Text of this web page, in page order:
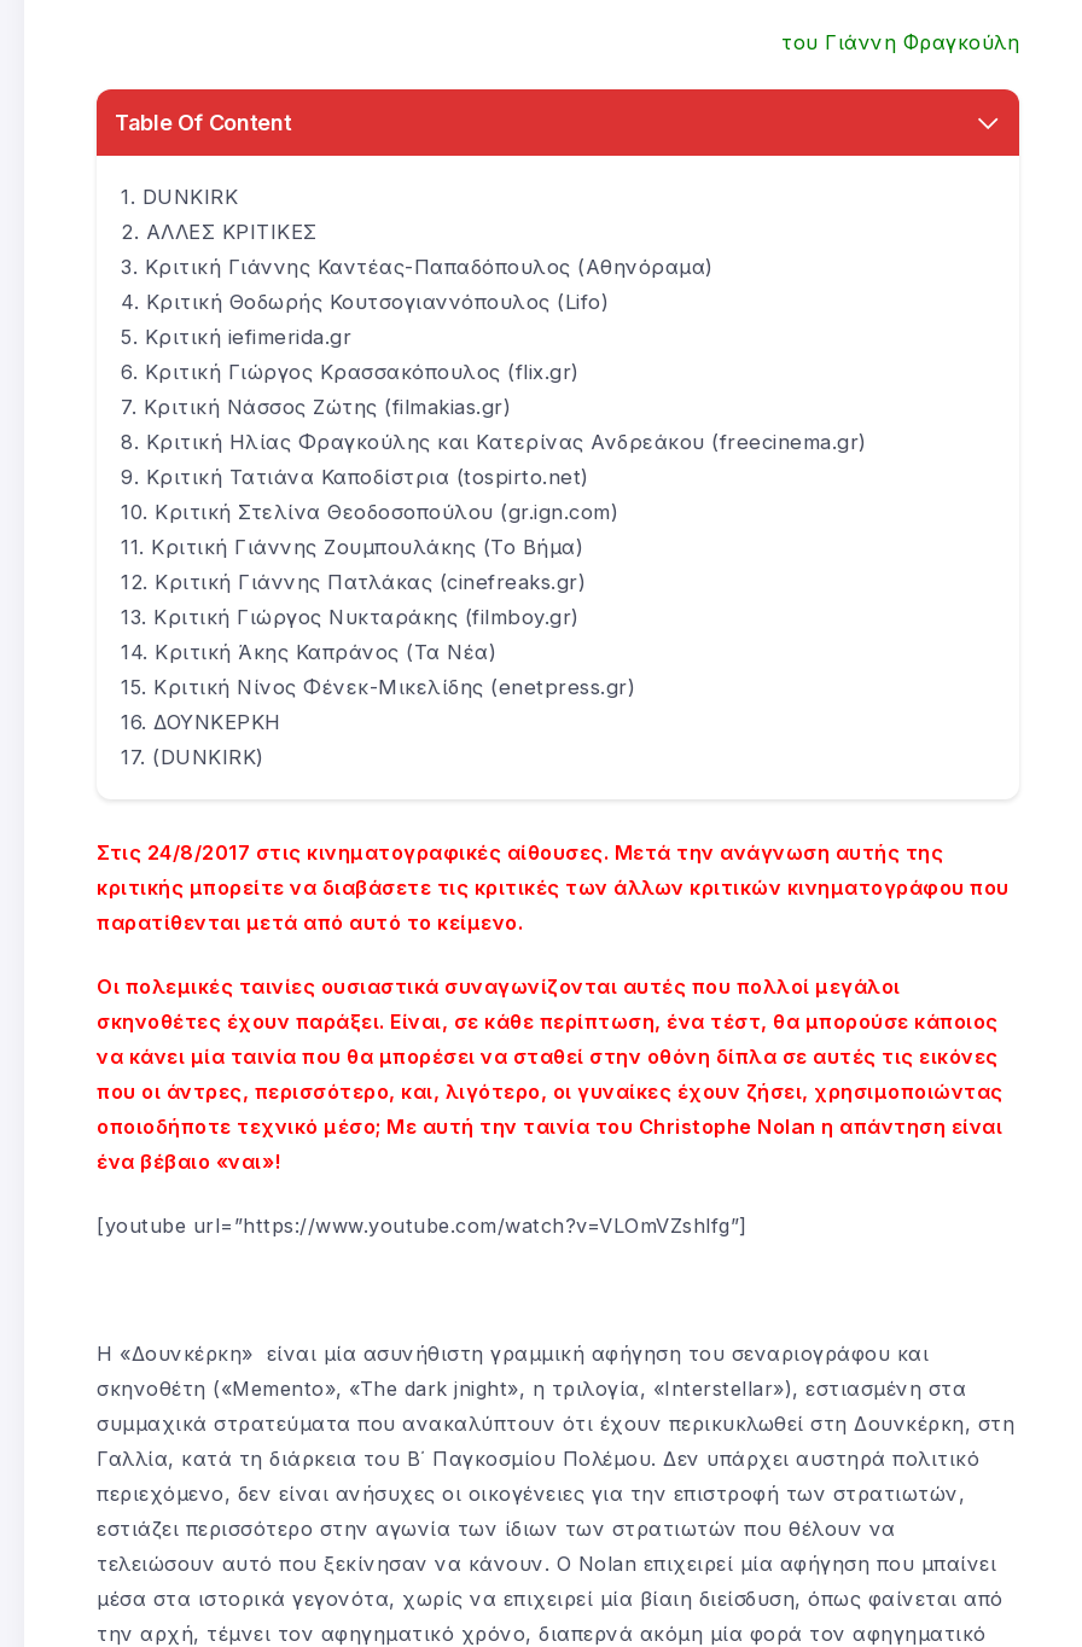
του Γιάννη Φραγκούλη
Table Of Content
DUNKIRK
ΑΛΛΕΣ ΚΡΙΤΙΚΕΣ
Κριτική Γιάννης Καντέας-Παπαδόπουλος (Αθηνόραμα)
Κριτική Θοδωρής Κουτσογιαννόπουλος (Lifo)
Κριτική iefimerida.gr
Κριτική Γιώργος Κρασσακόπουλος (flix.gr)
Κριτική Νάσσος Ζώτης (filmakias.gr)
Κριτική Ηλίας Φραγκούλης και Κατερίνας Ανδρεάκου (freecinema.gr)
Κριτική Τατιάνα Καποδίστρια (tospirto.net)
Κριτική Στελίνα Θεοδοσοπούλου (gr.ign.com)
Κριτική Γιάννης Ζουμπουλάκης (Το Βήμα)
Κριτική Γιάννης Πατλάκας (cinefreaks.gr)
Κριτική Γιώργος Νυκταράκης (filmboy.gr)
Κριτική Άκης Καπράνος (Τα Νέα)
Κριτική Νίνος Φένεκ-Μικελίδης (enetpress.gr)
ΔΟΥΝΚΕΡΚΗ
(DUNKIRK)
Στις 24/8/2017 στις κινηματογραφικές αίθουσες. Μετά την ανάγνωση αυτής της
κριτικής μπορείτε να διαβάσετε τις κριτικές των άλλων κριτικών κινηματογράφου που
παρατίθενται μετά από αυτό το κείμενο.
Οι πολεμικές ταινίες ουσιαστικά συναγωνίζονται αυτές που πολλοί μεγάλοι
σκηνοθέτες έχουν παράξει. Είναι, σε κάθε περίπτωση, ένα τέστ, θα μπορούσε κάποιος
να κάνει μία ταινία που θα μπορέσει να σταθεί στην οθόνη δίπλα σε αυτές τις εικόνες
που οι άντρες, περισσότερο, και, λιγότερο, οι γυναίκες έχουν ζήσει, χρησιμοποιώντας
οποιοδήποτε τεχνικό μέσο; Με αυτή την ταινία του Christophe Nolan η απάντηση είναι
ένα βέβαιο «ναι»!
[youtube url=”https://www.youtube.com/watch?v=VLOmVZshlfg”]
Η «Δουνκέρκη» είναι μία ασυνήθιστη γραμμική αφήγηση του σεναριογράφου και
σκηνοθέτη («Memento», «The dark jnight», η τριλογία, «Interstellar»), εστιασμένη στα
συμμαχικά στρατεύματα που ανακαλύπτουν ότι έχουν περικυκλωθεί στη Δουνκέρκη, στη
Γαλλία, κατά τη διάρκεια του Β΄ Παγκοσμίου Πολέμου. Δεν υπάρχει αυστηρά πολιτικό
περιεχόμενο, δεν είναι ανήσυχες οι οικογένειες για την επιστροφή των στρατιωτών,
εστιάζει περισσότερο στην αγωνία των ίδιων των στρατιωτών που θέλουν να
τελειώσουν αυτό που ξεκίνησαν να κάνουν. Ο Nolan επιχειρεί μία αφήγηση που μπαίνει
μέσα στα ιστορικά γεγονότα, χωρίς να επιχειρεί μία βίαιη διείσδυση, όπως φαίνεται από
την αρχή, τέμνει τον αφηγηματικό χρόνο, διαπερνά ακόμη μία φορά τον αφηγηματικό